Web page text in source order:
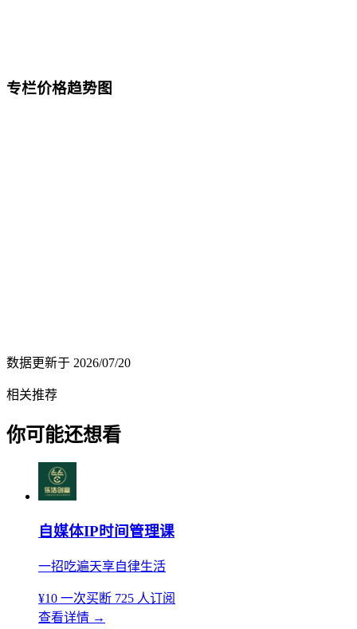
专栏价格趋势图
数据更新于 2026/07/20
相关推荐
你可能还想看
自媒体IP时间管理课
一招吃遍天享自律生活
¥10 一次买断 725 人订阅
查看详情 →